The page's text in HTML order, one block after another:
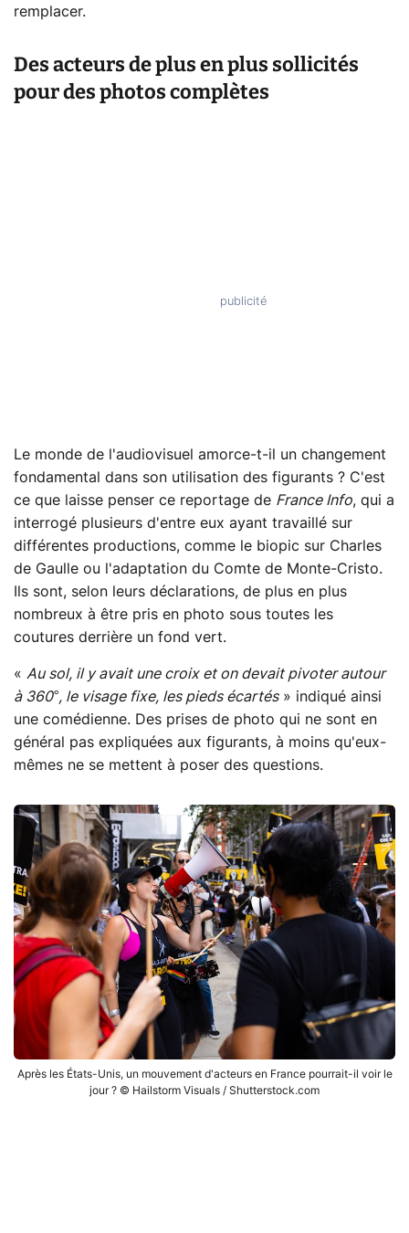
remplacer.
Des acteurs de plus en plus sollicités
pour des photos complètes
Le monde de l'audiovisuel amorce-t-il un changement
fondamental dans son utilisation des figurants ? C'est
ce que laisse penser ce reportage de France Info, qui a
interrogé plusieurs d'entre eux ayant travaillé sur
différentes productions, comme le biopic sur Charles
de Gaulle ou l'adaptation du Comte de Monte-Cristo.
Ils sont, selon leurs déclarations, de plus en plus
nombreux à être pris en photo sous toutes les
coutures derrière un fond vert.
« Au sol, il y avait une croix et on devait pivoter autour
à 360°, le visage fixe, les pieds écartés» indiqué ainsi
une comédienne. Des prises de photo qui ne sont en
général pas expliquées aux figurants, à moins qu'eux-
mêmes ne se mettent à poser des questions.
Après les États-Unis, un mouvement d'acteurs en France pourrait-il voir le
jour ? © Hailstorm Visuals / Shutterstock.com